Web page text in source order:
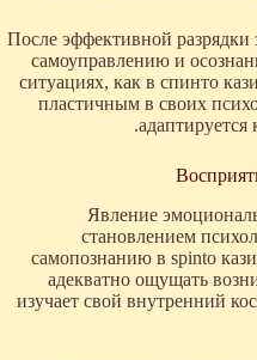
После эффективной разрядки
самоуправлению и
ситуациях, как в спинто
пластичным в своих
Явление
становлением
самопознанию в spinto
адекватно ощущать
изучает свой внутренний